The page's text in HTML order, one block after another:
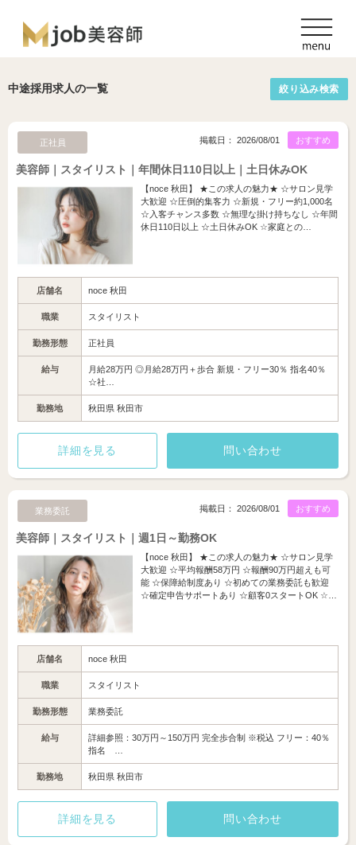
中途採用求人の一覧 絞り込み検索
正社員 おすすめ
掲載日： 2026/08/01
美容師｜スタイリスト｜年間休日110日以上｜土日休みOK
【noce 秋田】 ★この求人の魅力★ ☆サロン見学
大歓迎 ☆圧倒的集客力 ☆新規・フリー約1,000名
☆入客チャンス多数 ☆無理な掛け持ちなし ☆年間
休日110日以上 ☆土日休みOK ☆家庭との…
店舗名 noce 秋田
職業 スタイリスト
勤務形態 正社員
給与
月給28万円 ◎月給28万円＋歩合 新規・フリー30％ 指名40％
☆社…
勤務地 秋田県 秋田市
詳細を見る 問い合わせ
業務委託 おすすめ
掲載日： 2026/08/01
美容師｜スタイリスト｜週1日～勤務OK
【noce 秋田】 ★この求人の魅力★ ☆サロン見学
大歓迎 ☆平均報酬58万円 ☆報酬90万円超えも可
能 ☆保障給制度あり ☆初めての業務委託も歓迎
☆確定申告サポートあり ☆顧客0スタートOK ☆…
店舗名 noce 秋田
職業 スタイリスト
勤務形態 業務委託
給与
詳細参照：30万円～150万円 完全歩合制 ※税込 フリー：40％
指名 …
勤務地 秋田県 秋田市
詳細を見る 問い合わせ